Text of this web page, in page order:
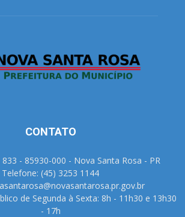
CONTATO
- 85930-000 - Nova Santa Rosa - PR
Telefone: (45) 3253 1144
de Segunda à Sexta: 8h - 11h30 e 13h30
- 17h